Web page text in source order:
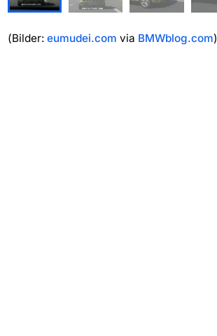
(Bilder: eumudei.com via BMWblog.com)